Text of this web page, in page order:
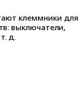
клеммники для
выключатели,
д.